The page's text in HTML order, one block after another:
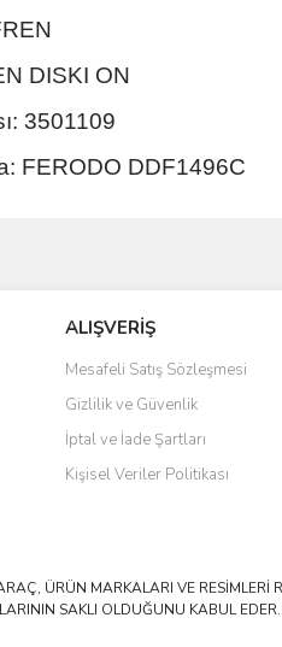
DISKI ON
3501109
FERODO DDF1496C
bozuk veya görüntülenemiyor.
eksik bilgiler bulunuyor.
hatalar bulunuyor.
sitelerden daha pahalı.
farklı alternatifler olmalı.
ALIŞVERİŞ
Mesafeli Satış Sözleşmesi
Gizlilik ve Güvenlik
İptal ve İade Şartları
Kişisel Veriler Politikası
ÜRÜN MARKALARI VE
SAKLI OLDUĞUNU KABUL EDER.